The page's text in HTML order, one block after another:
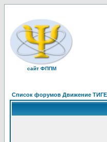
сайт ФППМ
Список форумов Движение